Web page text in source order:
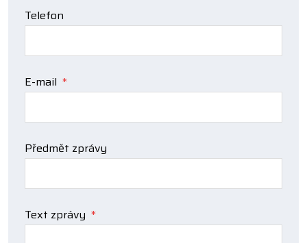
Telefon
E-mail *
Předmět zprávy
Text zprávy *